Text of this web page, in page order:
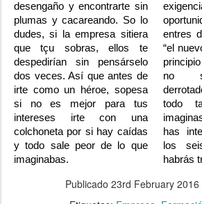
desengaño y encontrarte sin
plumas y cacareando. So lo
dudes, si la empresa sitiera
que tçu sobras, ellos te
despedirían sin pensárselo
dos veces. Así que antes de
irte como un héroe, sopesa
si no es mejor para tus
intereses irte con una
colchoneta por si hay caídas
y todo sale peor de lo que
imaginabas.
entres
“el
no
todo
has
los
habrás
Publicado 23rd February 2016